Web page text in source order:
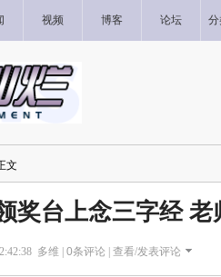
视频 博客 论坛
文
奖台上念三字经
多维 | 0条评论 | 查看/发表评论